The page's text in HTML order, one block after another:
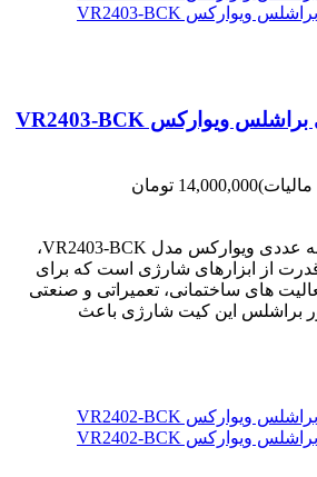
14,000,000 تومان
کیت شارژی براشلس سه عددی ویوارکس مدل VR2403-BCK،
از ابزارهای شارژی است که برای
های ساختمانی، تعمیراتی و صنعتی
براشلس این کیت شارژی باعث